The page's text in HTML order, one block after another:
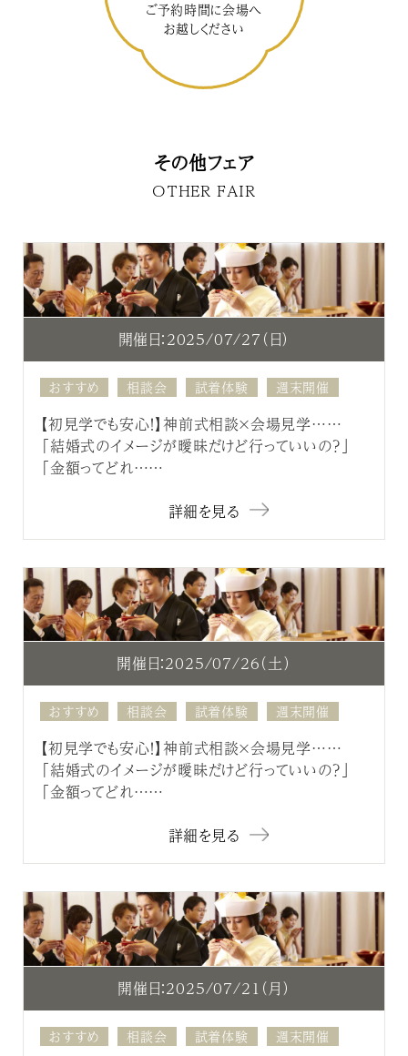
ご予約時間に会場へ
お越しください
その他フェア
OTHER FAIR
開催日：2025/07/27（日）
おすすめ 相談会 試着体験 週末開催
【初見学でも安心！】神前式相談×会場見学……
「結婚式のイメージが曖昧だけど行っていいの？」
「金額ってどれ……
詳細を見る
開催日：2025/07/26（土）
おすすめ 相談会 試着体験 週末開催
【初見学でも安心！】神前式相談×会場見学……
「結婚式のイメージが曖昧だけど行っていいの？」
「金額ってどれ……
詳細を見る
開催日：2025/07/21（月）
おすすめ 相談会 試着体験 週末開催